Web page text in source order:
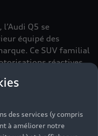
Q5 se
équipé des
Ce SUV familial
réactives
des services (y compris
à améliorer notre